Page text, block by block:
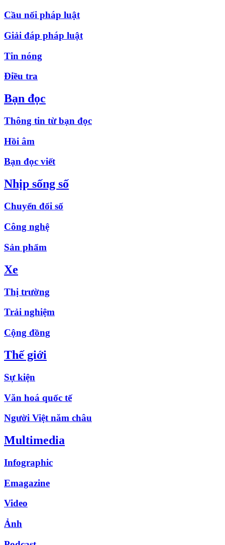
Cầu nối pháp luật
Giải đáp pháp luật
Tin nóng
Điều tra
Bạn đọc
Thông tin từ bạn đọc
Hồi âm
Bạn đọc viết
Nhịp sống số
Chuyển đổi số
Công nghệ
Sản phẩm
Xe
Thị trường
Trải nghiệm
Cộng đồng
Thế giới
Sự kiện
Văn hoá quốc tế
Người Việt năm châu
Multimedia
Infographic
Emagazine
Video
Ảnh